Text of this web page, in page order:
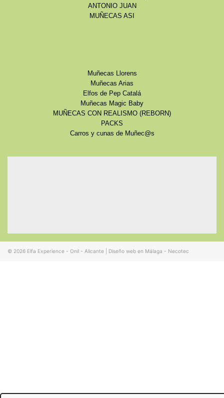
ANTONIO JUAN
MUÑECAS ASI
Muñecas Llorens
Muñecas Arias
Elfos de Pep Catalá
Muñecas Magic Baby
MUÑECAS CON REALISMO (REBORN)
PACKS
Carros y cunas de Muñec@s
© 2026 Elfa Experience - Onil - Alicante Diseño web en Málaga - Necotec